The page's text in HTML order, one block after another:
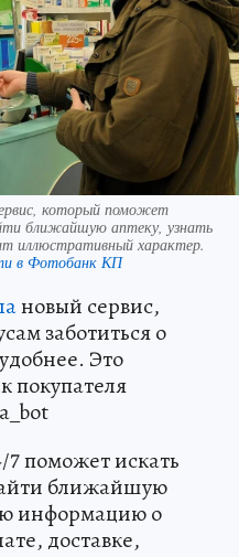
который поможет
ближайшую аптеку, узнать
иллюстративный характер.
в Фотобанк КП
новый сервис,
заботиться о
Это
покупателя
7 поможет искать
ближайшую
информацию о
доставке,